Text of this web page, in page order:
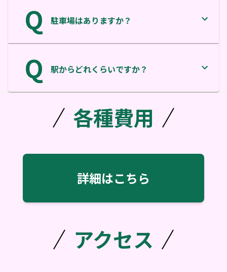
Q 駐車場はありますか？
Q 駅からどれくらいですか？
各種費用
詳細はこちら
アクセス